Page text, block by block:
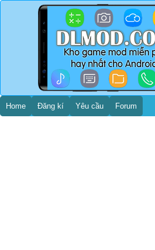
Home Đăng kí Yêu cầu Forum